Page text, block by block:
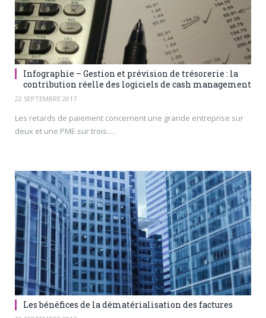
Infographie – Gestion et prévision de trésorerie : la
contribution réelle des logiciels de cash management
22 SEPTEMBRE 2017
Les retards de paiement concernent une grande entreprise sur
deux et une PME sur trois.…
Les bénéfices de la dématérialisation des factures